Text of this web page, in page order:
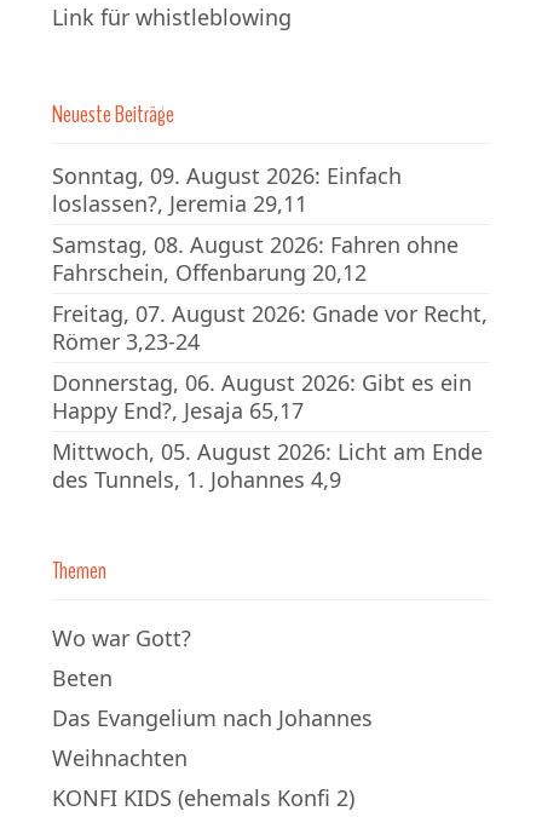
Link für whistleblowing
Neueste Beiträge
Sonntag, 09. August 2026: Einfach
loslassen?, Jeremia 29,11
Samstag, 08. August 2026: Fahren ohne
Fahrschein, Offenbarung 20,12
Freitag, 07. August 2026: Gnade vor Recht,
Römer 3,23-24
Donnerstag, 06. August 2026: Gibt es ein
Happy End?, Jesaja 65,17
Mittwoch, 05. August 2026: Licht am Ende
des Tunnels, 1. Johannes 4,9
Themen
Wo war Gott?
Beten
Das Evangelium nach Johannes
Weihnachten
KONFI KIDS (ehemals Konfi 2)